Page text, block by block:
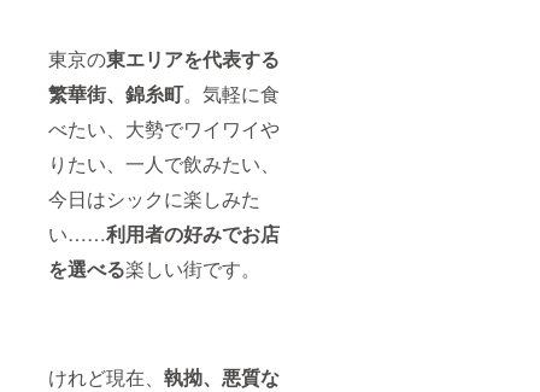
東京の東エリアを代表する
繁華街、錦糸町。気軽に食
べたい、大勢でワイワイや
りたい、一人で飲みたい、
今日はシックに楽しみた
い……利用者の好みでお店
を選べる楽しい街です。
けれど現在、 執拗、悪質な